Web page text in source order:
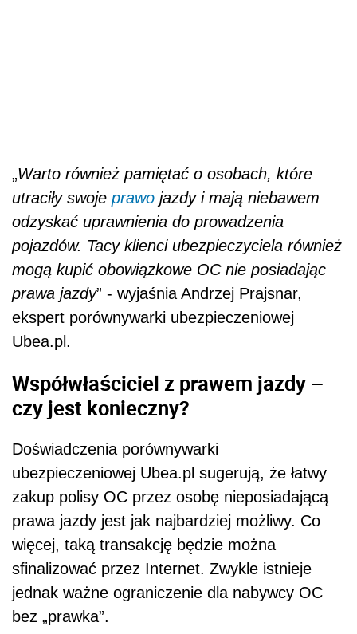
„Warto również pamiętać o osobach, które
utraciły swoje prawo jazdy i mają niebawem
odzyskać uprawnienia do prowadzenia
pojazdów. Tacy klienci ubezpieczyciela również
mogą kupić obowiązkowe OC nie posiadając
prawa jazdy” - wyjaśnia Andrzej Prajsnar,
ekspert porównywarki ubezpieczeniowej
Ubea.pl.
Współwłaściciel z prawem jazdy –
czy jest konieczny?
Doświadczenia porównywarki
ubezpieczeniowej Ubea.pl sugerują, że łatwy
zakup polisy OC przez osobę nieposiadającą
prawa jazdy jest jak najbardziej możliwy. Co
więcej, taką transakcję będzie można
sfinalizować przez Internet. Zwykle istnieje
jednak ważne ograniczenie dla nabywcy OC
bez „prawka”.